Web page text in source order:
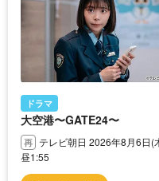
ドラマ
大空港〜GATE24〜
テレビ朝日 2026年8月6日(
昼1:55